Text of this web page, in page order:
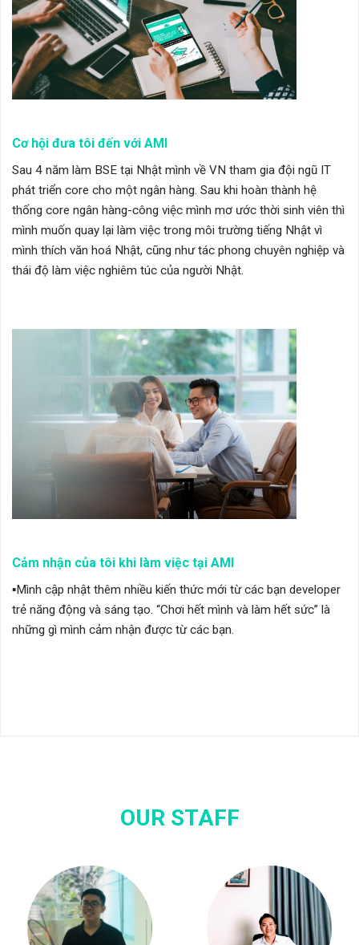
Cơ hội đưa tôi đến với AMI
Sau 4 năm làm BSE tại Nhật mình về VN tham gia đội ngũ IT
phát triển core cho một ngân hàng. Sau khi hoàn thành hệ
thống core ngân hàng-công việc mình mơ ước thời sinh viên thì
mình muốn quay lại làm việc trong môi trường tiếng Nhật vì
mình thích văn hoá Nhật, cũng như tác phong chuyên nghiệp và
thái độ làm việc nghiêm túc của người Nhật.
Cảm nhận của tôi khi làm việc tại AMI
▪︎Mình cập nhật thêm nhiều kiến thức mới từ các bạn developer
trẻ năng động và sáng tạo. “Chơi hết mình và làm hết sức” là
những gì mình cảm nhận được từ các bạn.
OUR STAFF